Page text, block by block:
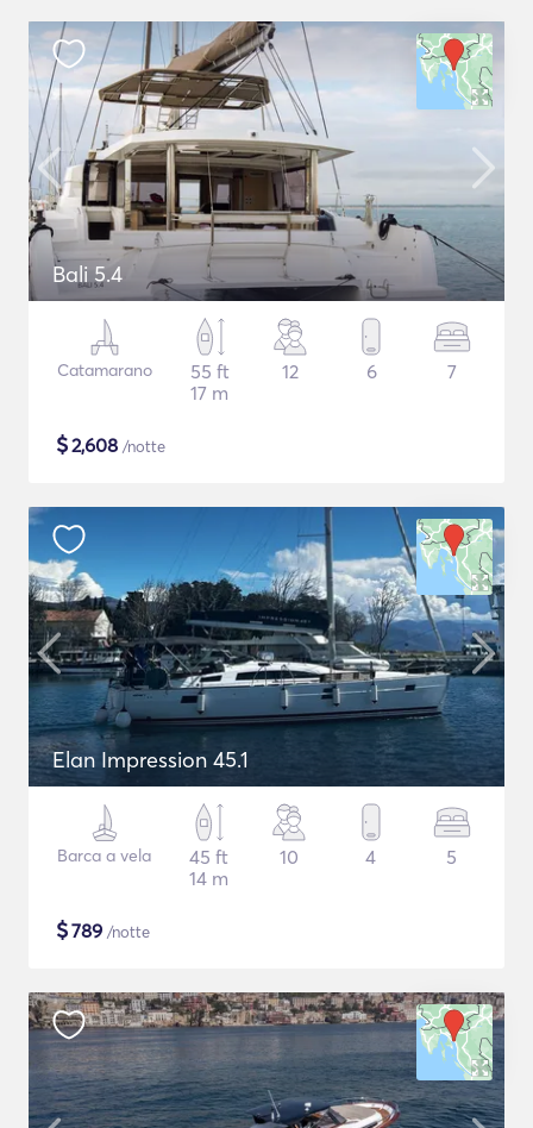
Bali 5.4
Catamarano
55 ft
17 m
12 6 7
$2,608 /notte
Elan Impression 45.1
Barca a vela
45 ft
14 m
10 4 5
$789 /notte